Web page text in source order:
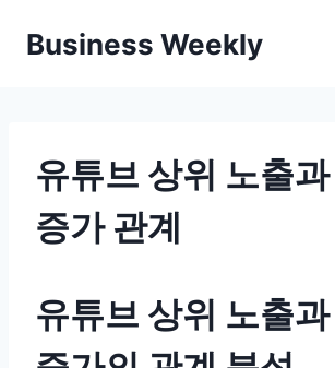
Business Weekly
유튜브 상위 노출
증가 관계
유튜브 상위 노출